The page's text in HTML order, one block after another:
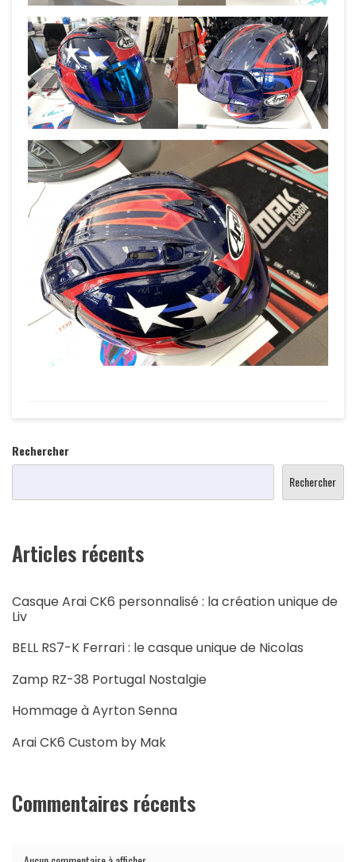
Rechercher
Rechercher
Articles récents
Casque Arai CK6 personnalisé : la création unique de
Liv
BELL RS7-K Ferrari : le casque unique de Nicolas
Zamp RZ-38 Portugal Nostalgie
Hommage à Ayrton Senna
Arai CK6 Custom by Mak
Commentaires récents